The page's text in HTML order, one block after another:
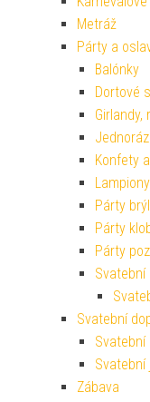
Metráž
Párty a
Balónky
Dortové
Girlandy,
Konfety
Lampiony
Párty
Párty
Párty
Svatební
Svatební
Svatební
Svatební
Zábava